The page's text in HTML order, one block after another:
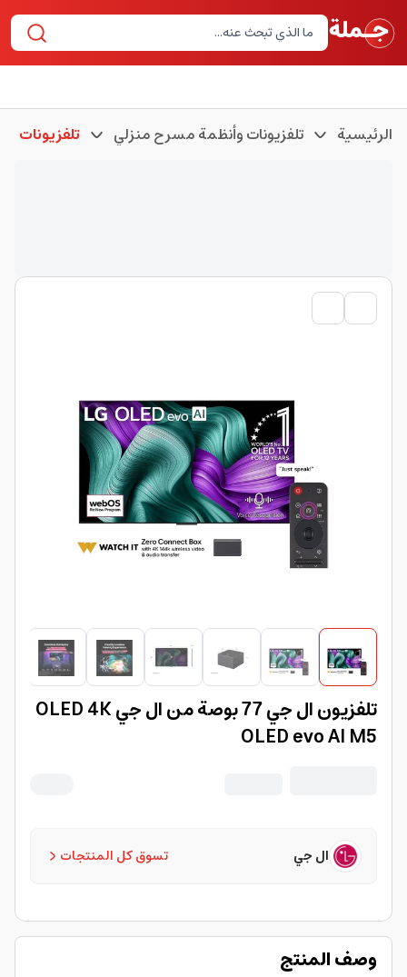
الرئيسية تلفزيونات وأنظمة مسرح منزلي تلفزيونات
تلفزيون ال جي 77 بوصة من ال جي OLED 4K
OLED evo AI M5
تسوق كل المنتجات ال جي
وصف المنتج